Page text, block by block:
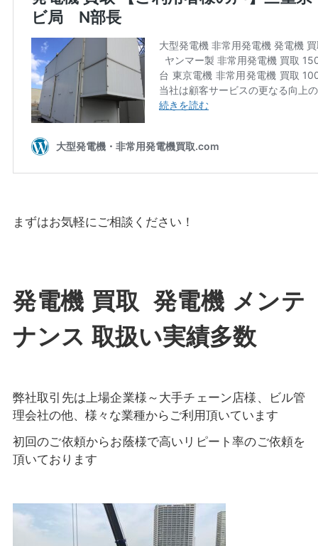
まずはお気軽にご相談ください！
発電機 買取 発電機 メンテ
ナンス 取扱い実績多数
弊社取引先は上場企業様～大手チェーン店様、ビル管
理会社の他、様々な業種からご利用頂いています
初回のご依頼からお蔭様で高いリピート率のご依頼を
頂いております